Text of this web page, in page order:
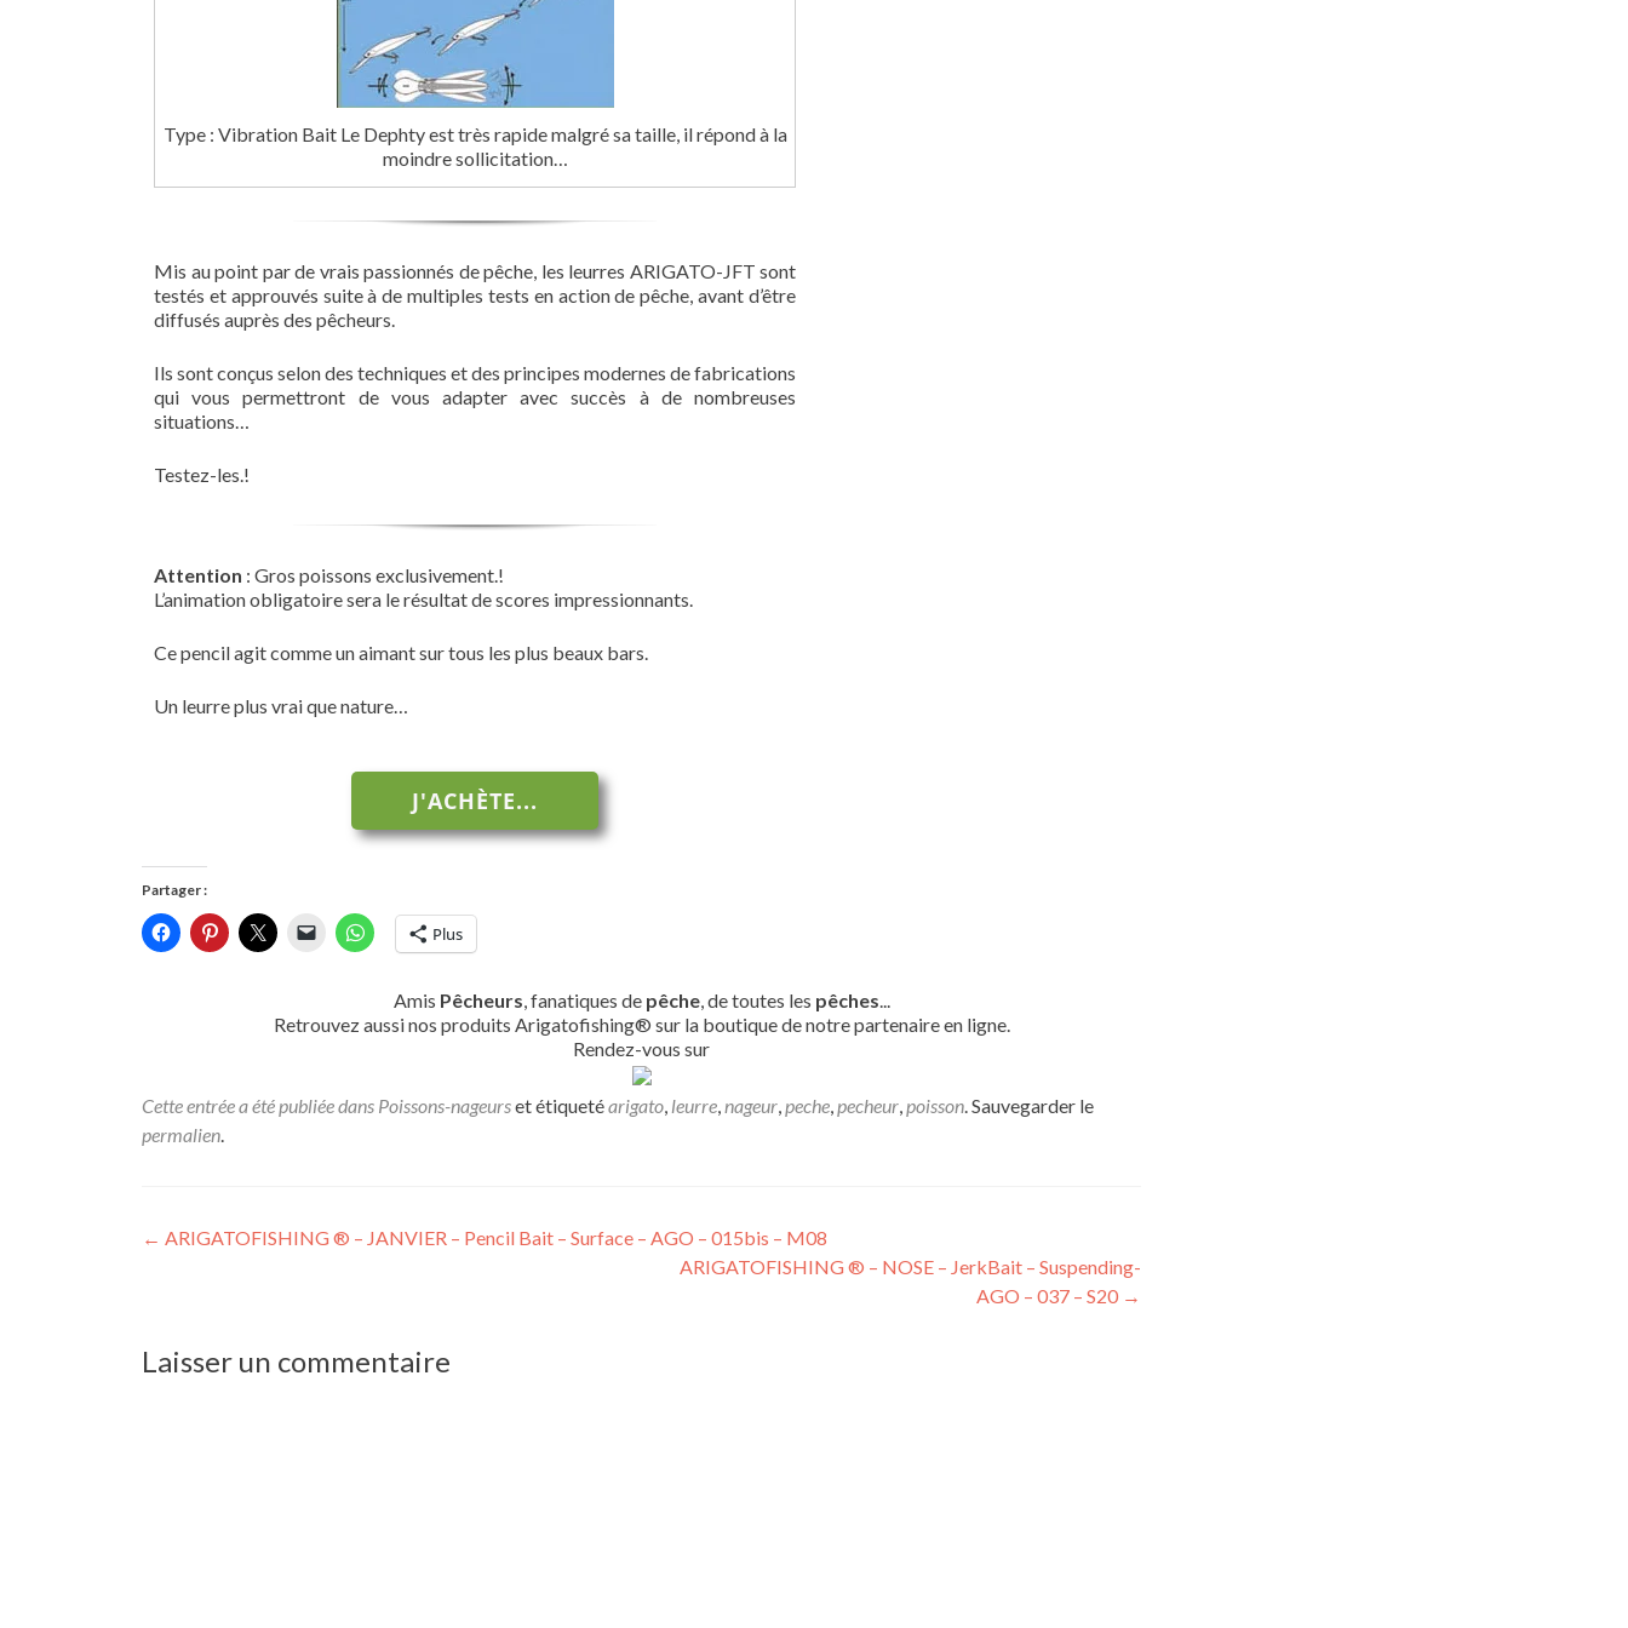
Type : Vibration Bait Le Dephty est très rapide malgré sa taille, il répond à la
moindre sollicitation…
Mis au point par de vrais passionnés de pêche, les leurres ARIGATO-JFT sont
testés et approuvés suite à de multiples tests en action de pêche, avant d’être
diffusés auprès des pêcheurs.
Ils sont conçus selon des techniques et des principes modernes de fabrications
qui vous permettront de vous adapter avec succès à de nombreuses
situations…
Testez-les.!
Attention : Gros poissons exclusivement.!
L’animation obligatoire sera le résultat de scores impressionnants.
Ce pencil agit comme un aimant sur tous les plus beaux bars.
Un leurre plus vrai que nature…
J'ACHÈTE...
Partager :
Plus
Amis Pêcheurs, fanatiques de pêche, de toutes les pêches...
Retrouvez aussi nos produits Arigatofishing® sur la boutique de notre partenaire en ligne.
Rendez-vous sur
Cette entrée a été publiée dans Poissons-nageurset étiquetéarigato, leurre,nageur,peche,pecheur,poisson. Sauvegarder le
permalien.
← ARIGATOFISHING ® – JANVIER – Pencil Bait – Surface – AGO – 015bis – M08
ARIGATOFISHING ® – NOSE – JerkBait – Suspending-
AGO – 037 – S20 →
Laisser un commentaire